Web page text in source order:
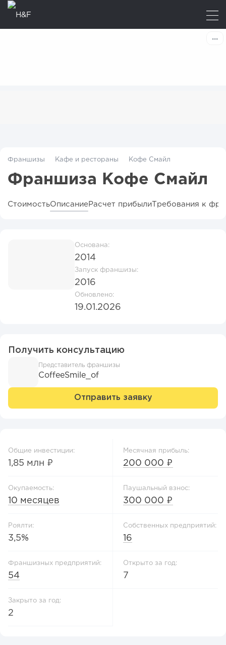
Франшизы Кафе и рестораны Кофе Смайл
Франшиза Кофе Смайл
СтоимостьОписание Расчет прибыли Требования к
Основана:
2014
Запуск франшизы:
2016
Обновлено:
19.01.2026
Получить консультацию
Представитель франшизы
CoffeeSmile_of
Отправить заявку
Общие инвестиции:
1,85 млн ₽
Месячная прибыль:
200 000 ₽
Окупаемость:
10 месяцев
Паушальный взнос:
300 000 ₽
Роялти:
3,5%
Собственных предприятий:
16
Франшизных предприятий:
54
Открыто за год:
7
Закрыто за год:
2